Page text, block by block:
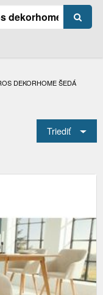
DEKORHOME ŠEDÁ
Triediť